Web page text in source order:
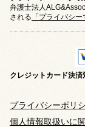
弁護士法人
される 「プライバシー
クレジットカード決済
プライバシーポリ
個人情報取扱いに